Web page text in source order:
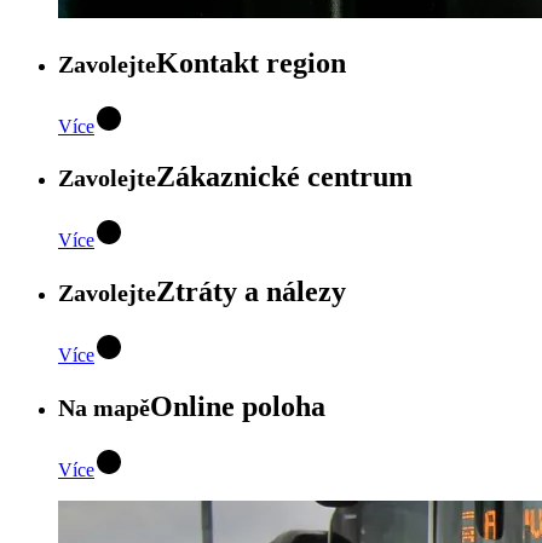
ZavolejteKontakt region
Více
ZavolejteZákaznické centrum
Více
ZavolejteZtráty a nálezy
Více
Na mapěOnline poloha
Více